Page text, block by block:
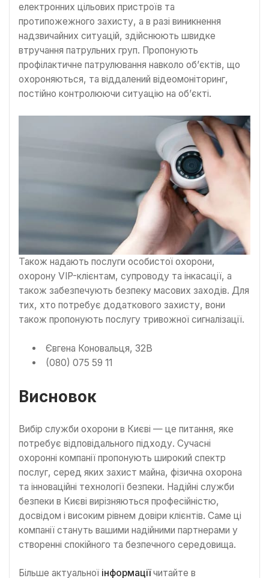
електронних цільових пристроїв та
протипожежного захисту, а в разі виникнення
надзвичайних ситуацій, здійснюють швидке
втручання патрульних груп. Пропонують
профілактичне патрулювання навколо об’єктів, що
охороняються, та віддалений відеомоніторинг,
постійно контролюючи ситуацію на об’єкті.
Також надають послуги особистої охорони,
охорону VIP-клієнтам, супроводу та інкасації, а
також забезпечують безпеку масових заходів. Для
тих, хто потребує додаткового захисту, вони
також пропонують послугу тривожної сигналізації.
Євгена Коновальця, 32В
(080) 075 59 11
Висновок
Вибір служби охорони в Києві — це питання, яке
потребує відповідального підходу. Сучасні
охоронні компанії пропонують широкий спектр
послуг, серед яких захист майна, фізична охорона
та інноваційні технології безпеки. Надійні служби
безпеки в Києві вирізняються професійністю,
досвідом і високим рівнем довіри клієнтів. Саме ці
компанії стануть вашими надійними партнерами у
створенні спокійного та безпечного середовища.
Більше актуальної інформаціїчитайте в